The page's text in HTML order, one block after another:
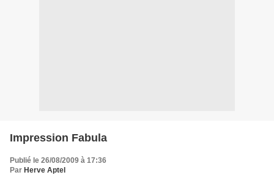
Impression Fabula
Publié le 26/08/2009 à 17:36
Par Herve Aptel